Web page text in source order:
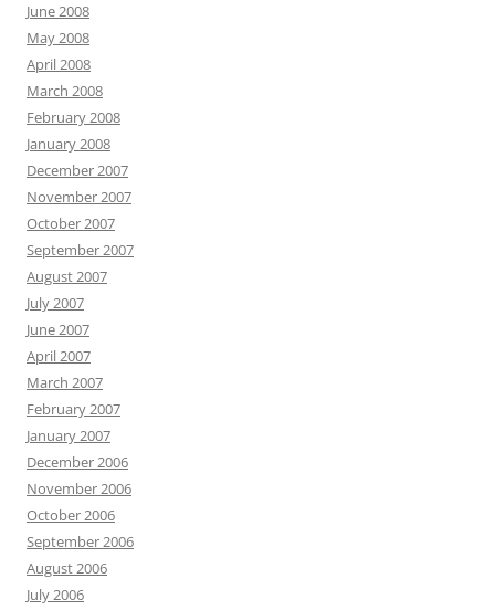
June 2008
May 2008
April 2008
March 2008
February 2008
January 2008
December 2007
November 2007
October 2007
September 2007
August 2007
July 2007
June 2007
April 2007
March 2007
February 2007
January 2007
December 2006
November 2006
October 2006
September 2006
August 2006
July 2006